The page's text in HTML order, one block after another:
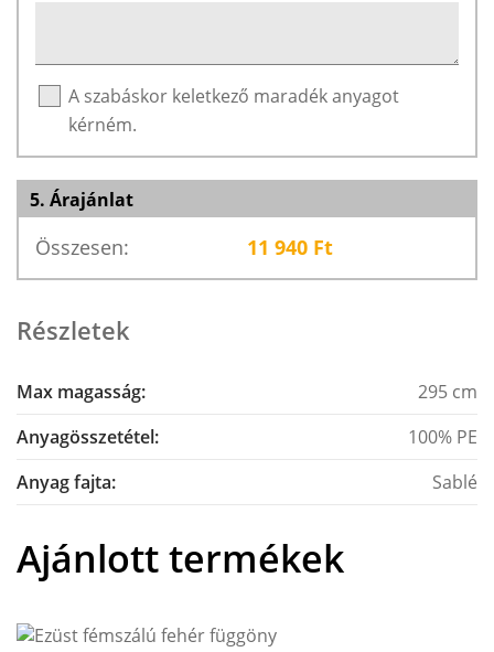
A szabáskor keletkező maradék anyagot
kérném.
5. Árajánlat
Összesen: 11 940 Ft
Részletek
Max magasság:
295 cm
Anyagösszetétel:
100% PE
Anyag fajta:
Sablé
Ajánlott termékek